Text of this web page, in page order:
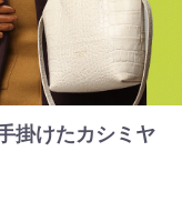
掛けたカシミヤ